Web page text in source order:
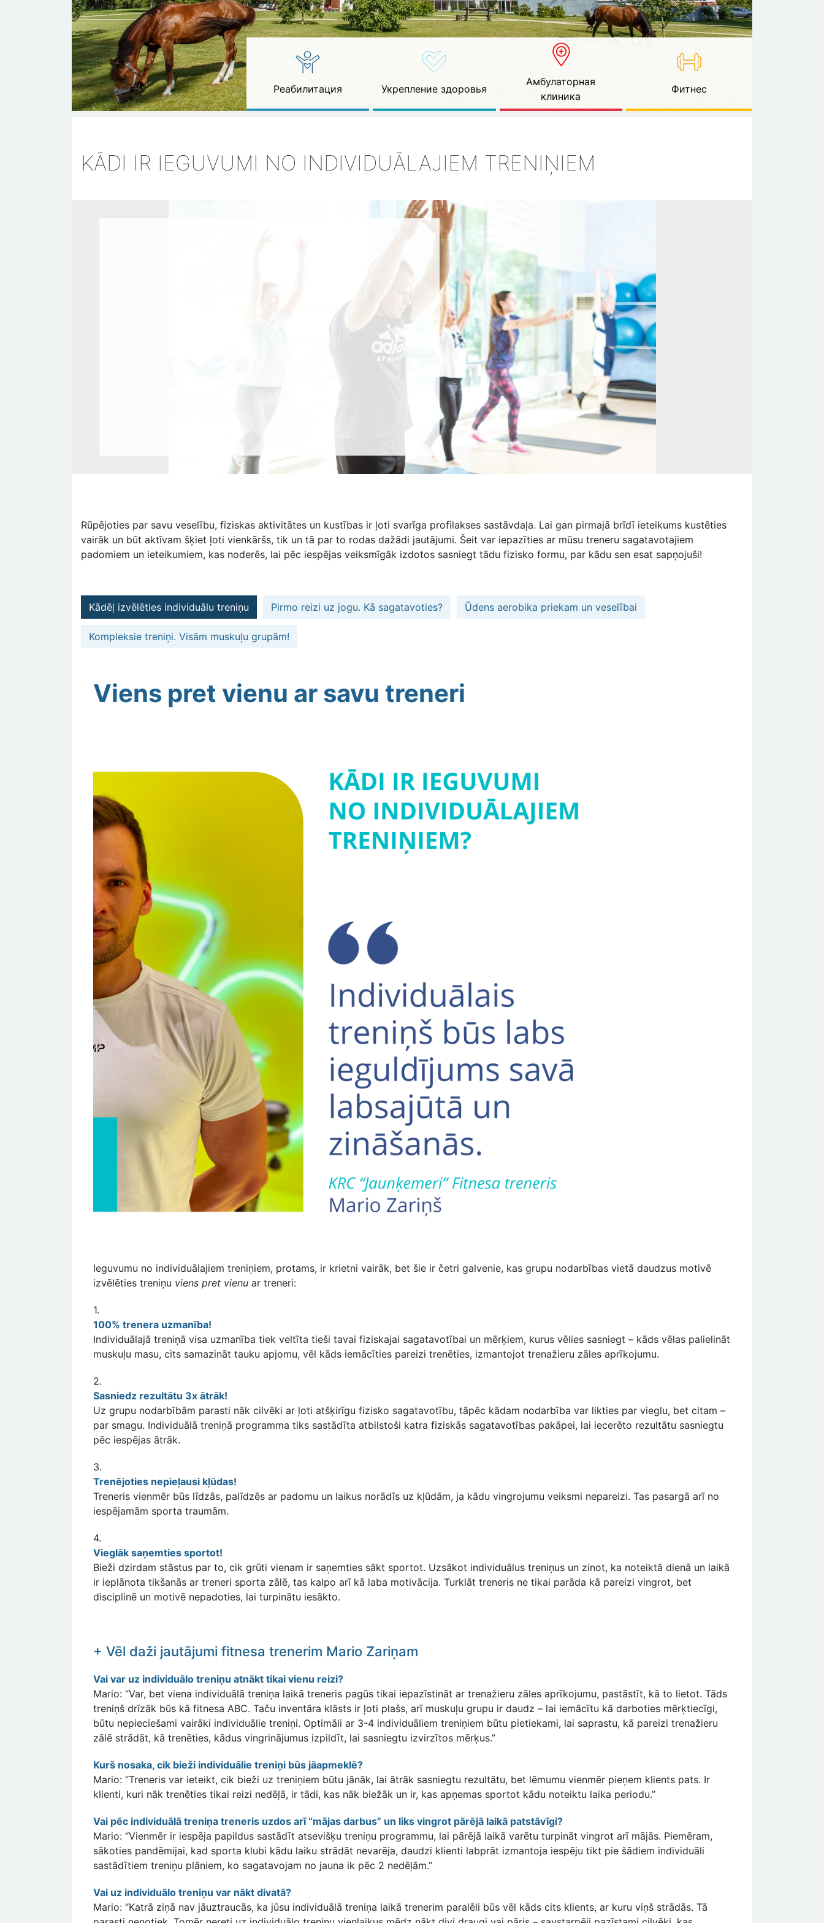
Реабилитация Укрепление здоровья
Амбулаторная
клиника
Фитнес
KĀDI IR IEGUVUMI NO INDIVIDUĀLAJIEM TRENIŅIEM
Rūpējoties par savu veselību, fiziskas aktivitātes un kustības ir ļoti svarīga profilakses sastāvdaļa. Lai gan pirmajā brīdī ieteikums kustēties
vairāk un būt aktīvam šķiet ļoti vienkāršs, tik un tā par to rodas dažādi jautājumi. Šeit var iepazīties ar mūsu treneru sagatavotajiem
padomiem un ieteikumiem, kas noderēs, lai pēc iespējas veiksmīgāk izdotos sasniegt tādu fizisko formu, par kādu sen esat sapņojuši!
Kādēļ izvēlēties individuālu treniņu Pirmo reizi uz jogu. Kā sagatavoties? Ūdens aerobika priekam un veselībai
Kompleksie treniņi. Visām muskuļu grupām!
Viens pret vienu ar savu treneri
Ieguvumu no individuālajiem treniņiem, protams, ir krietni vairāk, bet šie ir četri galvenie, kas grupu nodarbības vietā daudzus motivē
izvēlēties treniņu viens pret vienu ar treneri:
1.
100% trenera uzmanība!
Individuālajā treniņā visa uzmanība tiek veltīta tieši tavai fiziskajai sagatavotībai un mērķiem, kurus vēlies sasniegt – kāds vēlas palielināt
muskuļu masu, cits samazināt tauku apjomu, vēl kāds iemācīties pareizi trenēties, izmantojot trenažieru zāles aprīkojumu.
2.
Sasniedz rezultātu 3x ātrāk!
Uz grupu nodarbībām parasti nāk cilvēki ar ļoti atšķirīgu fizisko sagatavotību, tāpēc kādam nodarbība var likties par vieglu, bet citam –
par smagu. Individuālā treniņā programma tiks sastādīta atbilstoši katra fiziskās sagatavotības pakāpei, lai iecerēto rezultātu sasniegtu
pēc iespējas ātrāk.
3.
Trenējoties nepieļausi kļūdas!
Treneris vienmēr būs līdzās, palīdzēs ar padomu un laikus norādīs uz kļūdām, ja kādu vingrojumu veiksmi nepareizi. Tas pasargā arī no
iespējamām sporta traumām.
4.
Vieglāk saņemties sportot!
Bieži dzirdam stāstus par to, cik grūti vienam ir saņemties sākt sportot. Uzsākot individuālus treniņus un zinot, ka noteiktā dienā un laikā
ir ieplānota tikšanās ar treneri sporta zālē, tas kalpo arī kā laba motivācija. Turklāt treneris ne tikai parāda kā pareizi vingrot, bet
disciplinē un motivē nepadoties, lai turpinātu iesākto.
+ Vēl daži jautājumi fitnesa trenerim Mario Zariņam
Vai var uz individuālo treniņu atnākt tikai vienu reizi?
Mario: “Var, bet viena individuālā treniņa laikā treneris pagūs tikai iepazīstināt ar trenažieru zāles aprīkojumu, pastāstīt, kā to lietot. Tāds
treniņš drīzāk būs kā fitnesa ABC. Taču inventāra klāsts ir ļoti plašs, arī muskuļu grupu ir daudz – lai iemācītu kā darboties mērķtiecīgi,
būtu nepieciešami vairāki individuālie treniņi. Optimāli ar 3-4 individuāliem treniņiem būtu pietiekami, lai saprastu, kā pareizi trenažieru
zālē strādāt, kā trenēties, kādus vingrinājumus izpildīt, lai sasniegtu izvirzītos mērķus.”
Kurš nosaka, cik bieži individuālie treniņi būs jāapmeklē?
Mario: “Treneris var ieteikt, cik bieži uz treniņiem būtu jānāk, lai ātrāk sasniegtu rezultātu, bet lēmumu vienmēr pieņem klients pats. Ir
klienti, kuri nāk trenēties tikai reizi nedēļā, ir tādi, kas nāk biežāk un ir, kas apņemas sportot kādu noteiktu laika periodu.”
Vai pēc individuālā treniņa treneris uzdos arī “mājas darbus” un liks vingrot pārējā laikā patstāvīgi?
Mario: “Vienmēr ir iespēja papildus sastādīt atsevišķu treniņu programmu, lai pārējā laikā varētu turpināt vingrot arī mājās. Piemēram,
sākoties pandēmijai, kad sporta klubi kādu laiku strādāt nevarēja, daudzi klienti labprāt izmantoja iespēju tikt pie šādiem individuāli
sastādītiem treniņu plāniem, ko sagatavojam no jauna ik pēc 2 nedēļām.”
Vai uz individuālo treniņu var nākt divatā?
Mario: “Katrā ziņā nav jāuztraucās, ka jūsu individuālā treniņa laikā trenerim paralēli būs vēl kāds cits klients, ar kuru viņš strādās. Tā